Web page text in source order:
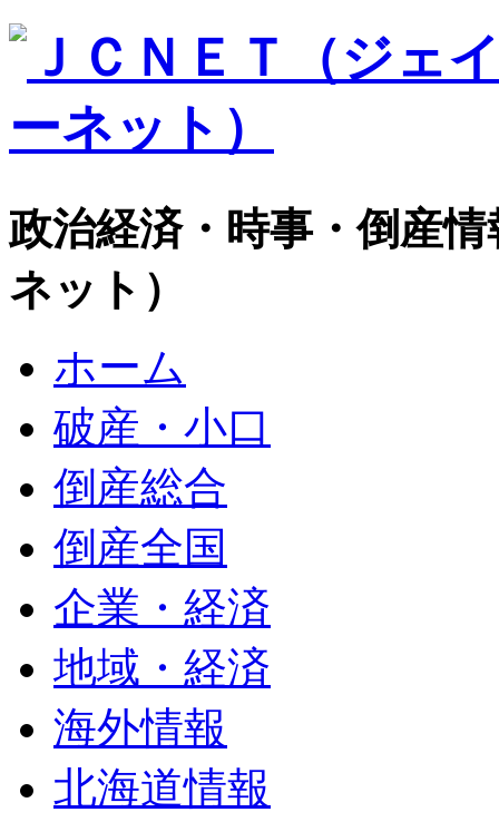
政治経済・時事・倒産
ネット）
ホーム
破産・小口
倒産総合
倒産全国
企業・経済
地域・経済
海外情報
北海道情報